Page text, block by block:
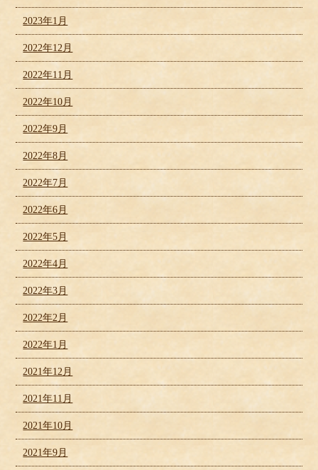
2023年1月
2022年12月
2022年11月
2022年10月
2022年9月
2022年8月
2022年7月
2022年6月
2022年5月
2022年4月
2022年3月
2022年2月
2022年1月
2021年12月
2021年11月
2021年10月
2021年9月